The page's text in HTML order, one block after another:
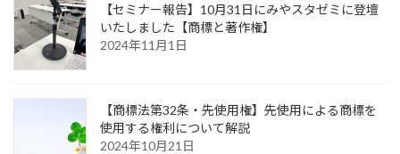
【セミナー報告】10月31日にみやスタゼミに登壇
いたしました【商標と著作権】
2024年11月1日
【商標法第32条・先使用権】先使用による商標を
使用する権利について解説
2024年10月21日